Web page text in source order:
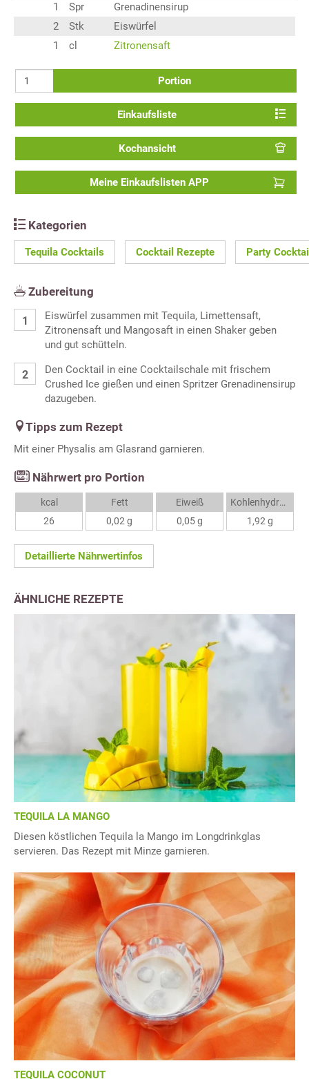
1
Spr
Grenadinensirup
2
Stk
Eiswürfel
1
cl Zitronensaft
Portion
Einkaufsliste
Kochansicht
Meine Einkaufslisten APP
Kategorien
Tequila Cocktails Cocktail Rezepte Party
Zubereitung
Eiswürfel zusammen mit Tequila, Limettensaft,
Zitronensaft und Mangosaft in einen Shaker geben
und gut schütteln.
Den Cocktail in eine Cocktailschale mit frischem
Crushed Ice gießen und einen Spritzer Grenadinensirup
dazugeben.
Tipps zum Rezept
Mit einer Physalis am Glasrand garnieren.
Nährwert pro Portion
kcal
26
Fett
0,02 g
Eiweiß
0,05 g
Kohlenhydrate
1,92 g
Detaillierte Nährwertinfos
ÄHNLICHE REZEPTE
TEQUILA LA MANGO
Diesen köstlichen Tequila la Mango im Longdrinkglas
servieren. Das Rezept mit Minze garnieren.
TEQUILA COCONUT